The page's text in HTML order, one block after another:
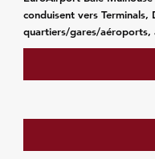
conduisent vers Terminals,
quartiers/gares/aéroports,